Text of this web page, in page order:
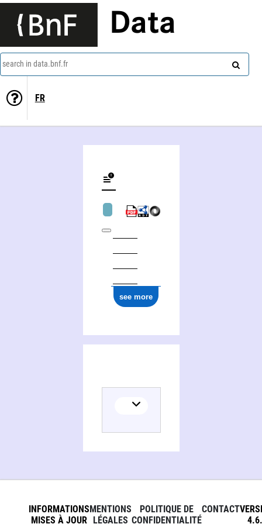
Data
search in data.bnf.fr
FR
see more
INFORMATIONS
MISES À JOUR
MENTIONS
LÉGALES
POLITIQUE DE
CONFIDENTIALITÉ
CONTACT